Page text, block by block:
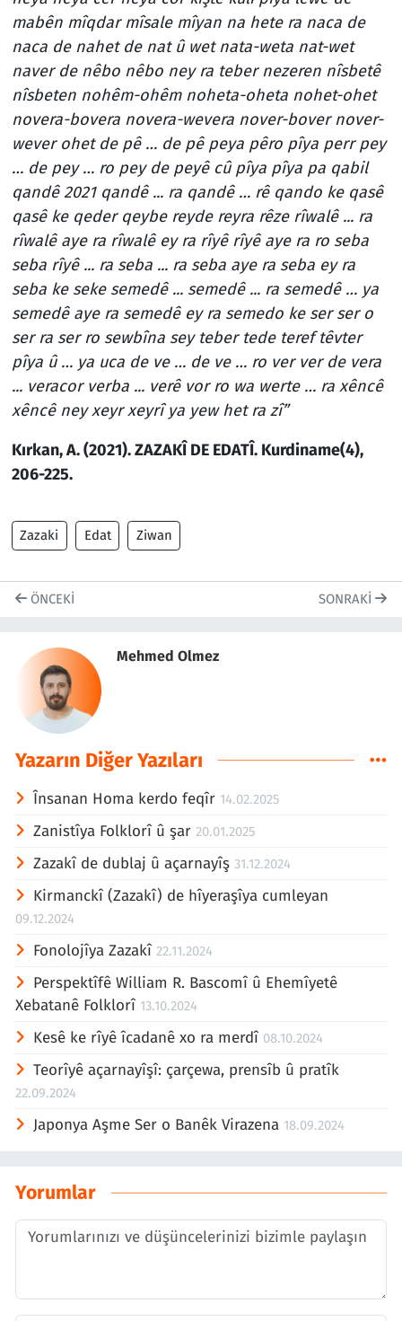
mabên mîqdar mîsale mîyan na hete ra naca de
naca de nahet de nat û wet nata-weta nat-wet
naver de nêbo nêbo ney ra teber nezeren nîsbetê
nîsbeten nohêm-ohêm noheta-oheta nohet-ohet
novera-bovera novera-wevera nover-bover nover-
wever ohet de pê … de pê peya pêro pîya perr pey
… de pey … ro pey de peyê cû pîya pîya pa qabil
qandê 2021 qandê ... ra qandê … rê qando ke qasê
qasê ke qeder qeybe reyde reyra rêze rîwalê ... ra
rîwalê aye ra rîwalê ey ra rîyê rîyê aye ra ro seba
seba rîyê ... ra seba ... ra seba aye ra seba ey ra
seba ke seke semedê ... semedê ... ra semedê … ya
semedê aye ra semedê ey ra semedo ke ser ser o
ser ra ser ro sewbîna sey teber tede teref têvter
pîya û … ya uca de ve … de ve … ro ver ver de vera
... veracor verba ... verê vor ro wa werte … ra xêncê
xêncê ney xeyr xeyrî ya yew het ra zî”
Kırkan, A. (2021). ZAZAKÎ DE EDATÎ. Kurdiname(4),
206-225.
Zazaki Edat Ziwan
ÖNCEKI SONRAKI
Mehmed Olmez
Yazarın Diğer Yazıları
Însanan Homa kerdo feqîr 14.02.2025
Zanistîya Folklorî û şar 20.01.2025
Zazakî de dublaj û açarnayîş 31.12.2024
Kirmanckî (Zazakî) de hîyeraşîya cumleyan
09.12.2024
Fonolojîya Zazakî 22.11.2024
Perspektîfê William R. Bascomî û Ehemîyetê
Xebatanê Folklorî 13.10.2024
Kesê ke rîyê îcadanê xo ra merdî 08.10.2024
Teorîyê açarnayîşî: çarçewa, prensîb û pratîk
22.09.2024
Japonya Aşme Ser o Banêk Virazena 18.09.2024
Yorumlar